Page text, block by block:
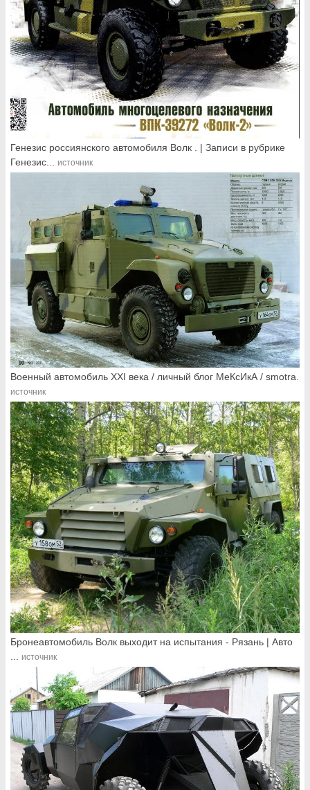
Генезис россиянского автомобиля Волк . | Записи в рубрике
Генезис...
источник
Военный автомобиль XXI века / личный блог МеКсИкА / smotra.
источник
Бронеавтомобиль Волк выходит на испытания - Рязань | Авто
источник